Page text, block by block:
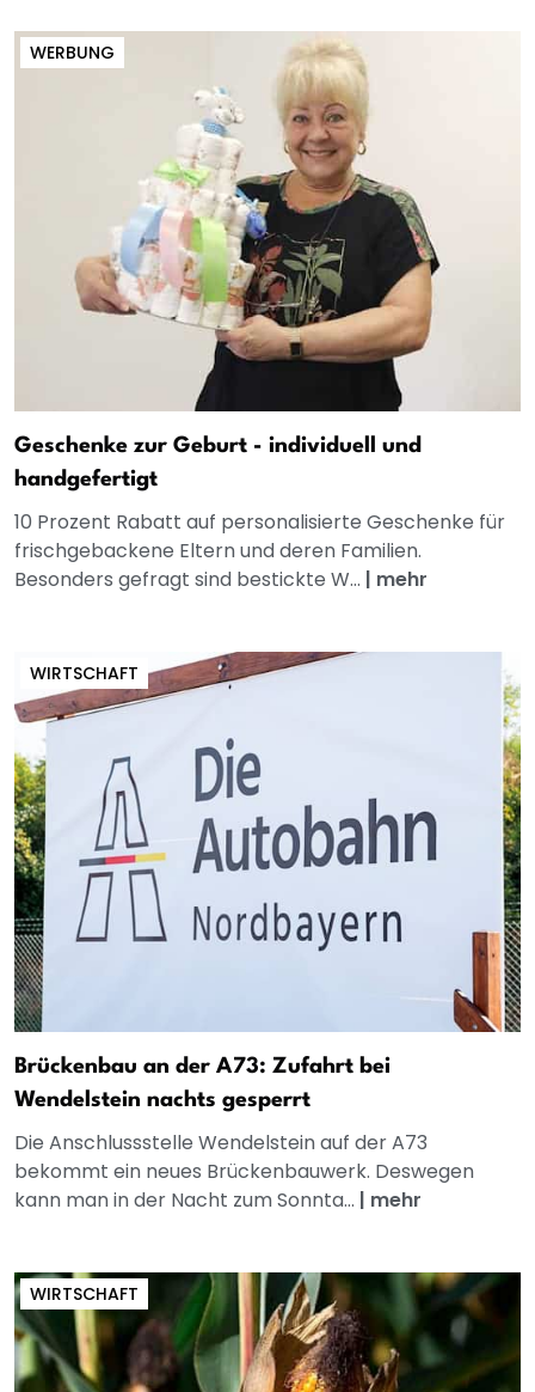
WERBUNG
Geschenke zur Geburt - individuell und
handgefertigt
10 Prozent Rabatt auf personalisierte Geschenke für
frischgebackene Eltern und deren Familien.
Besonders gefragt sind bestickte W... | mehr
WIRTSCHAFT
Brückenbau an der A73: Zufahrt bei
Wendelstein nachts gesperrt
Die Anschlussstelle Wendelstein auf der A73
bekommt ein neues Brückenbauwerk. Deswegen
kann man in der Nacht zum Sonnta... | mehr
WIRTSCHAFT